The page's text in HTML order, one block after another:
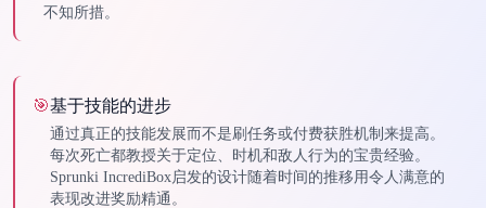
不知所措。
🎯基于技能的进步
通过真正的技能发展而不是刷任务或付费获胜机制来提高。
每次死亡都教授关于定位、时机和敌人行为的宝贵经验。
Sprunki IncrediBox启发的设计随着时间的推移用令人满意的
表现改进奖励精通。